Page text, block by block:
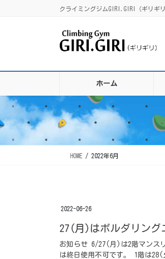
クライミングジムGIRI.GIRI（ギリギ
ホーム
HOME 2022年6月
2022-06-26
27(月)はボルダリング
お知らせ 6/27(月)は2階マンス
は終日使用不可です。 1階は